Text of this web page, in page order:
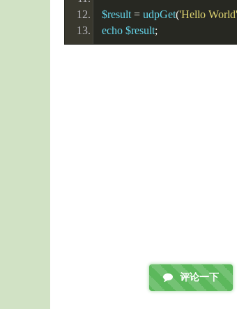
$result = udpGet('Hello World'
echo $result;
评论一下